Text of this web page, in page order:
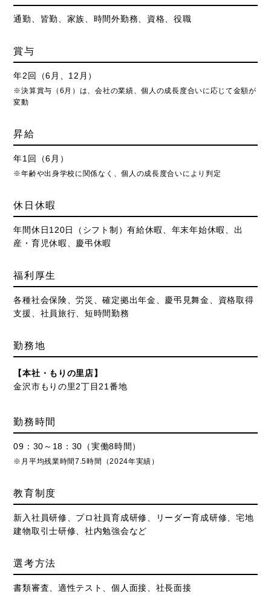
通勤、皆勤、家族、時間外勤務、資格、役職
賞与
年2回（6月、12月）
※決算賞与（6月）は、会社の業績、個人の成長度合いに応じて金額が
変動
昇給
年1回（6月）
※年齢や出身学校に関係なく、個人の成長度合いにより判定
休日休暇
年間休日120日（シフト制）有給休暇、年末年始休暇、出
産・育児休暇、慶弔休暇
福利厚生
各種社会保険、労災、確定拠出年金、慶弔見舞金、資格取得
支援、社員旅行、短時間勤務
勤務地
【本社・もりの里店】
金沢市もりの里2丁目21番地
勤務時間
09：30～18：30（実働8時間）
※月平均残業時間7.5時間（2024年実績）
教育制度
新入社員研修、プロ社員育成研修、リーダー育成研修、宅地
建物取引士研修、社内勉強会など
選考方法
書類審査、適性テスト、個人面接、社長面接